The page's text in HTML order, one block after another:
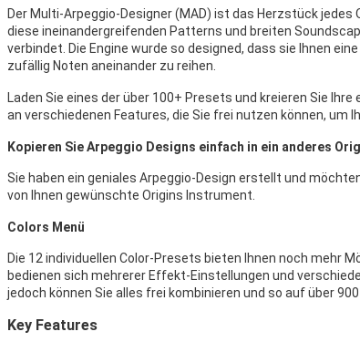
Der Multi-Arpeggio-Designer (MAD) ist das Herzstück
diese ineinandergreifenden Patterns und breiten
verbindet. Die Engine wurde so designed, dass sie Ihnen
zufällig Noten aneinander zu reihen.
Laden Sie eines der über 100+ Presets und kreieren Sie
an verschiedenen Features, die Sie frei nutzen können, um
Kopieren Sie Arpeggio Designs einfach in ein anderes
Sie haben ein geniales Arpeggio-Design erstellt und
von Ihnen gewünschte Origins Instrument.
Colors Menü
Die 12 individuellen Color-Presets bieten Ihnen noch mehr
bedienen sich mehrerer Effekt-Einstellungen und
jedoch können Sie alles frei kombinieren und so auf über
Key Features